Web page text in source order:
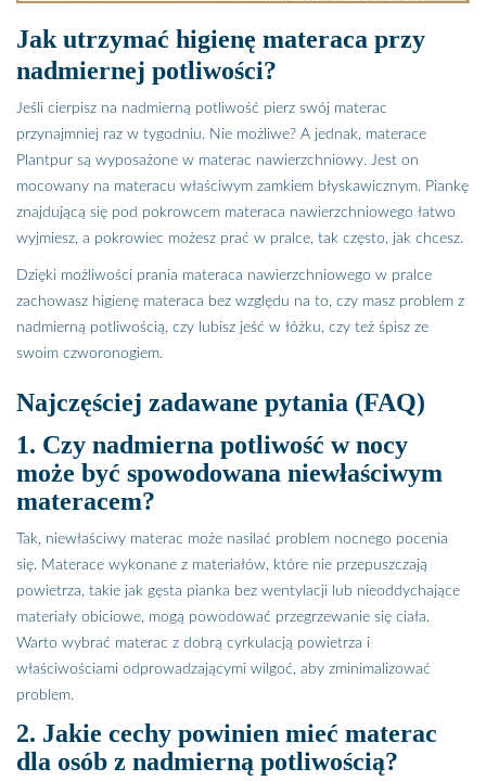
Jak utrzymać higienę materaca przy
nadmiernej potliwości?
Jeśli cierpisz na nadmierną potliwość pierz swój materac
przynajmniej raz w tygodniu. Nie możliwe? A jednak, materace
Plantpur są wyposażone w materac nawierzchniowy. Jest on
mocowany na materacu właściwym zamkiem błyskawicznym. Piankę
znajdującą się pod pokrowcem materaca nawierzchniowego łatwo
wyjmiesz, a pokrowiec możesz prać w pralce, tak często, jak chcesz.
Dzięki możliwości prania materaca nawierzchniowego w pralce
zachowasz higienę materaca bez względu na to, czy masz problem z
nadmierną potliwością, czy lubisz jeść w łóżku, czy też śpisz ze
swoim czworonogiem.
Najczęściej zadawane pytania (FAQ)
1. Czy nadmierna potliwość w nocy
może być spowodowana niewłaściwym
materacem?
Tak, niewłaściwy materac może nasilać problem nocnego pocenia
się. Materace wykonane z materiałów, które nie przepuszczają
powietrza, takie jak gęsta pianka bez wentylacji lub nieoddychające
materiały obiciowe, mogą powodować przegrzewanie się ciała.
Warto wybrać materac z dobrą cyrkulacją powietrza i
właściwościami odprowadzającymi wilgoć, aby zminimalizować
problem.
2. Jakie cechy powinien mieć materac
dla osób z nadmierną potliwością?